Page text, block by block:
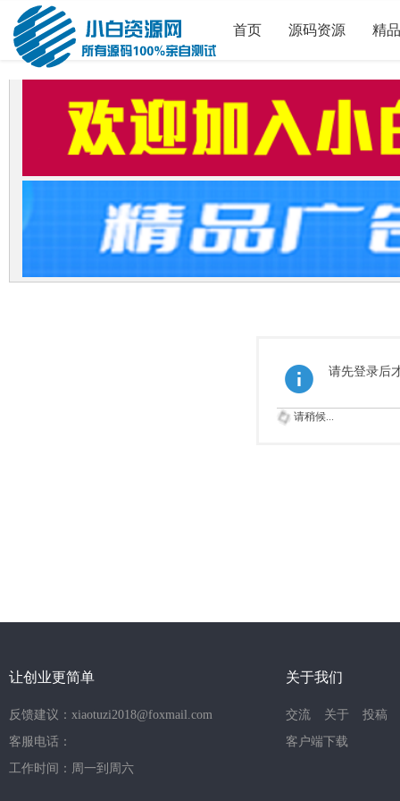
首页 源码资源 精
请先登录后
请稍候...
让创业更简单
反馈建议：xiaotuzi2018@foxmail.com
客服电话：
工作时间：周一到周六
关于我们
交流 关于
投稿
客户端下载